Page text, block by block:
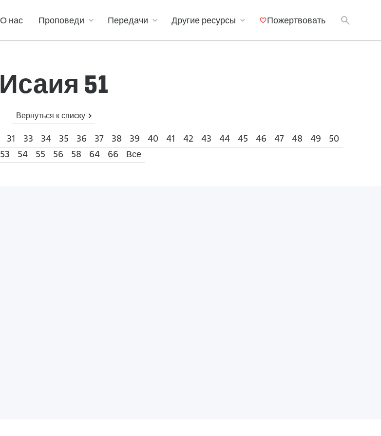
О нас Проповеди Передачи Другие ресурсы Пожертвовать
Исаия 51
Вернуться к списку
31 33 34 35 36 37 38 39 40 41 42 43 44 45 46 47 48 49
50
53 54 55 56 58 64 66 Все